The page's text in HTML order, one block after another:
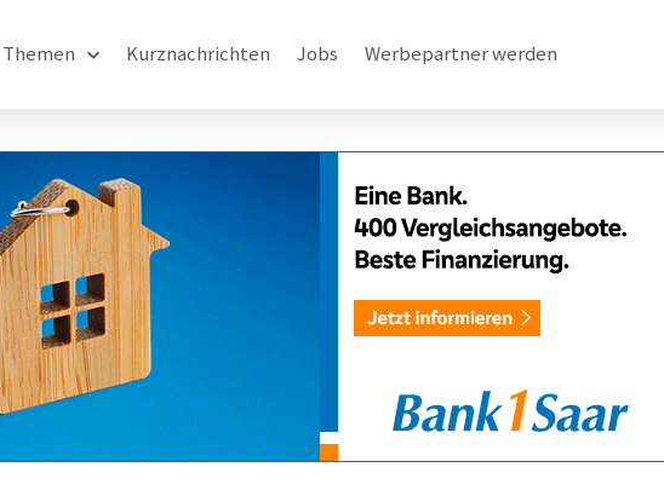
Themen Kurznachrichten Jobs Werbepartner werden